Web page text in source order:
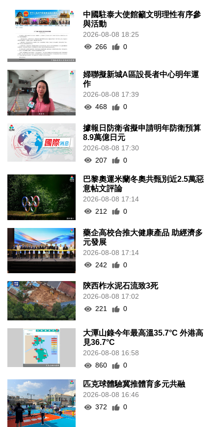
中國駐泰大使館籲文明理性有序參
與活動
2026-08-08 18:25
266
0
婦聯擬新城A區設長者中心明年運
作
2026-08-08 17:39
468
0
據報日防衛省擬申請明年防衛預算
8.9萬億日元
2026-08-08 17:30
207
0
巴黎奧運米蘭冬奧共甄別近2.5萬惡
意帖文評論
2026-08-08 17:14
212
0
藥企高校合推大健康產品 助經濟多
元發展
2026-08-08 17:14
242
0
陝西柞水泥石流致3死
2026-08-08 17:02
221
0
大潭山錄今年最高溫35.7°C 外港高
見36.7°C
2026-08-08 16:58
860
0
匹克球體驗冀推體育多元共融
2026-08-08 16:46
372
0